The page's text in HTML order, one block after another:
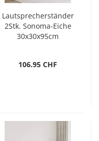
Lautsprecherständer
2Stk. Sonoma-Eiche
30x30x95cm
106.95 CHF